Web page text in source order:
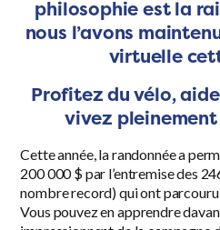
philosophie est la
nous l’avons
virtuelle
Profitez du vélo,
vivez pleinement
Cette année, la randonnée a
200 000 $ par l’entremise des
nombre record) qui ont
Vous pouvez en apprendre